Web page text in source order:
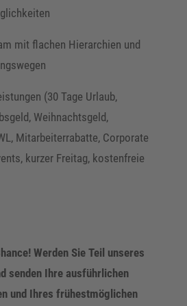
mit flachen Hierarchien und
(30 Tage Urlaub,
Weihnachtsgeld,
Mitarbeiterrabatte, Corporate
kurzer Freitag, kostenfreie
Werden Sie Teil unseres
senden Ihre ausführlichen
und Ihres frühestmöglichen